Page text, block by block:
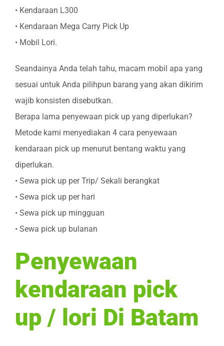
• Kendaraan L300
• Kendaraan Mega Carry Pick Up
• Mobil Lori.
Seandainya Anda telah tahu, macam mobil apa yang
sesuai untuk Anda pilihpun barang yang akan dikirim
wajib konsisten disebutkan.
Berapa lama penyewaan pick up yang diperlukan?
Metode kami menyediakan 4 cara penyewaan
kendaraan pick up menurut bentang waktu yang
diperlukan.
• Sewa pick up per Trip/ Sekali berangkat
• Sewa pick up per hari
• Sewa pick up mingguan
• Sewa pick up bulanan
Penyewaan
kendaraan pick
up / lori Di Batam